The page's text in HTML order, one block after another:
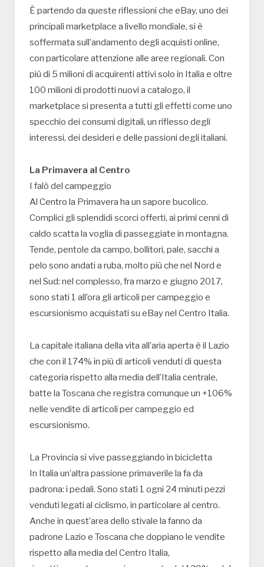
È partendo da queste riflessioni che eBay, uno dei
principali marketplace a livello mondiale, si è
soffermata sull’andamento degli acquisti online,
con particolare attenzione alle aree regionali. Con
più di 5 milioni di acquirenti attivi solo in Italia e oltre
100 milioni di prodotti nuovi a catalogo, il
marketplace si presenta a tutti gli effetti come uno
specchio dei consumi digitali, un riflesso degli
interessi, dei desideri e delle passioni degli italiani.
La Primavera al Centro
I falò del campeggio
Al Centro la Primavera ha un sapore bucolico.
Complici gli splendidi scorci offerti, ai primi cenni di
caldo scatta la voglia di passeggiate in montagna.
Tende, pentole da campo, bollitori, pale, sacchi a
pelo sono andati a ruba, molto più che nel Nord e
nel Sud: nel complesso, fra marzo e giugno 2017,
sono stati 1 all’ora gli articoli per campeggio e
escursionismo acquistati su eBay nel Centro Italia.
La capitale italiana della vita all’aria aperta è il Lazio
che con il 174% in più di articoli venduti di questa
categoria rispetto alla media dell’Italia centrale,
batte la Toscana che registra comunque un +106%
nelle vendite di articoli per campeggio ed
escursionismo.
La Provincia si vive passeggiando in bicicletta
In Italia un’altra passione primaverile la fa da
padrona: i pedali. Sono stati 1 ogni 24 minuti pezzi
venduti legati al ciclismo, in particolare al centro.
Anche in quest’area dello stivale la fanno da
padrone Lazio e Toscana che doppiano le vendite
rispetto alla media del Centro Italia,